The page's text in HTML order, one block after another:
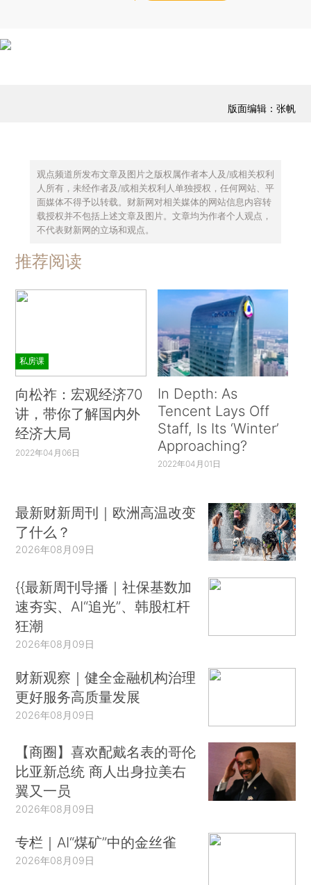
版面编辑：张帆
观点频道所发布文章及图片之版权属作者本人及/或相关权利
人所有，未经作者及/或相关权利人单独授权，任何网站、平
面媒体不得予以转载。财新网对相关媒体的网站信息内容转
载授权并不包括上述文章及图片。文章均为作者个人观点，
不代表财新网的立场和观点。
推荐阅读
私房课
向松祚：宏观经济70
讲，带你了解国内外
经济大局
2022年04月06日
In Depth: As
Tencent Lays Off
Staff, Is Its ‘Winter’
Approaching?
2022年04月01日
最新财新周刊｜欧洲高温改变
了什么？
2026年08月09日
{{最新周刊导播｜社保基数加
速夯实、AI“追光”、韩股杠杆
狂潮
2026年08月09日
财新观察｜健全金融机构治理
更好服务高质量发展
2026年08月09日
【商圈】喜欢配戴名表的哥伦
比亚新总统 商人出身拉美右
翼又一员
2026年08月09日
专栏｜AI“煤矿”中的金丝雀
2026年08月09日